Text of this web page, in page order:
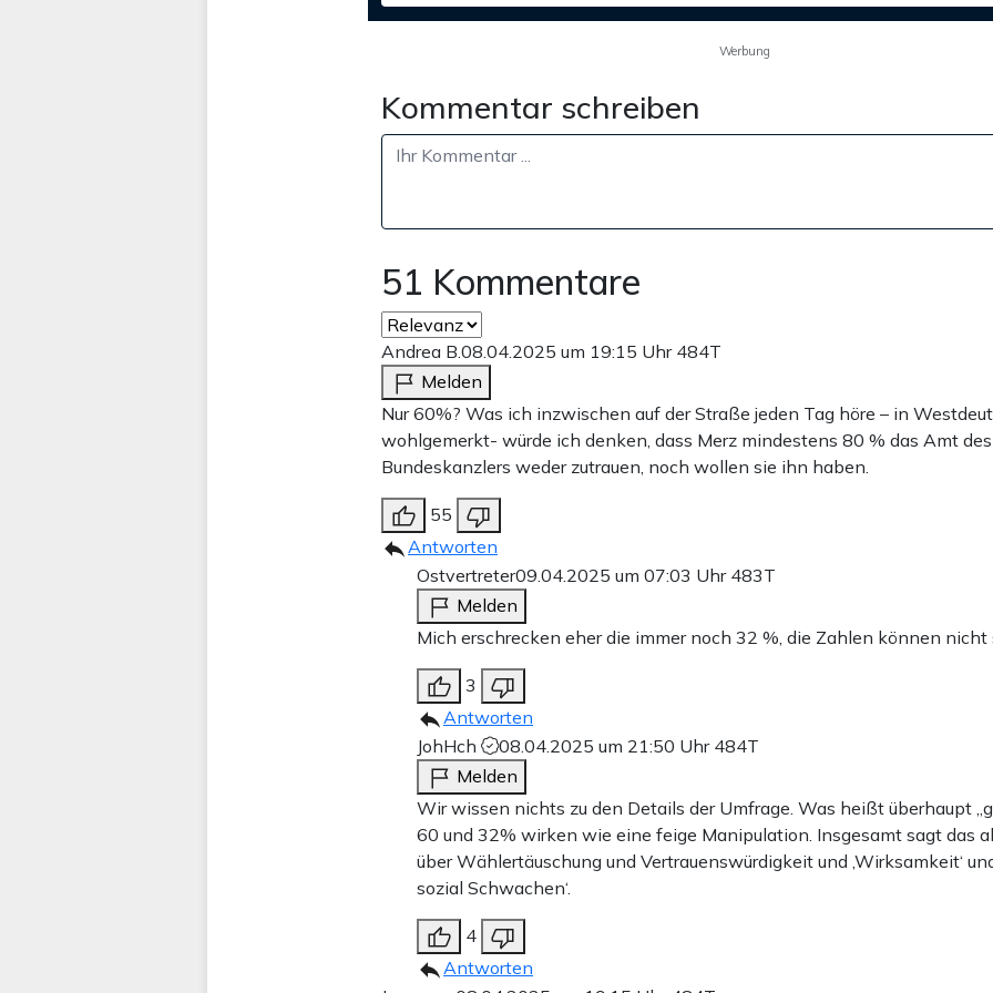
Werbung
Kommentar schreiben
51 Kommentare
Andrea B. 08.04.2025 um 19:15 Uhr 484T
Melden
Nur 60%? Was ich inzwischen auf der Straße jeden Tag höre – in
wohlgemerkt- würde ich denken, dass Merz mindestens 80 % das Amt des
Bundeskanzlers weder zutrauen, noch wollen sie ihn haben.
55
Antworten
Ostvertreter09.04.2025 um 07:03 Uhr 483T
Melden
Mich erschrecken eher die immer noch 32 %, die Zahlen können nicht
3
Antworten
JohHch
08.04.2025 um 21:50 Uhr 484T
Melden
Wir wissen nichts zu den Details der Umfrage. Was heißt überhaupt
60 und 32% wirken wie eine feige Manipulation. Insgesamt sagt das
über Wählertäuschung und Vertrauenswürdigkeit und ‚Wirksamkeit‘
sozial Schwachen‘.
4
Antworten